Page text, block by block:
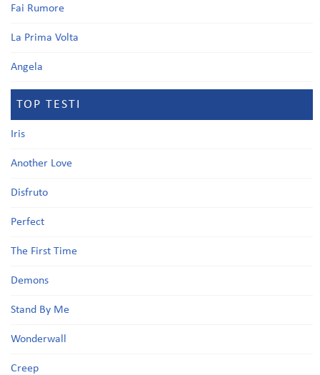
Fai Rumore
La Prima Volta
Angela
TOP TESTI
Iris
Another Love
Disfruto
Perfect
The First Time
Demons
Stand By Me
Wonderwall
Creep